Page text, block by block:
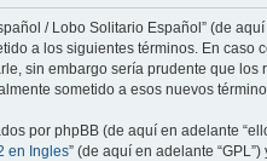
/ Lobo Solitario Español” (de
a los siguientes términos. En caso
sin embargo sería prudente que
sometido a esos nuevos
por phpBB (de aquí en adelante
en Ingles” (de aquí en adelante